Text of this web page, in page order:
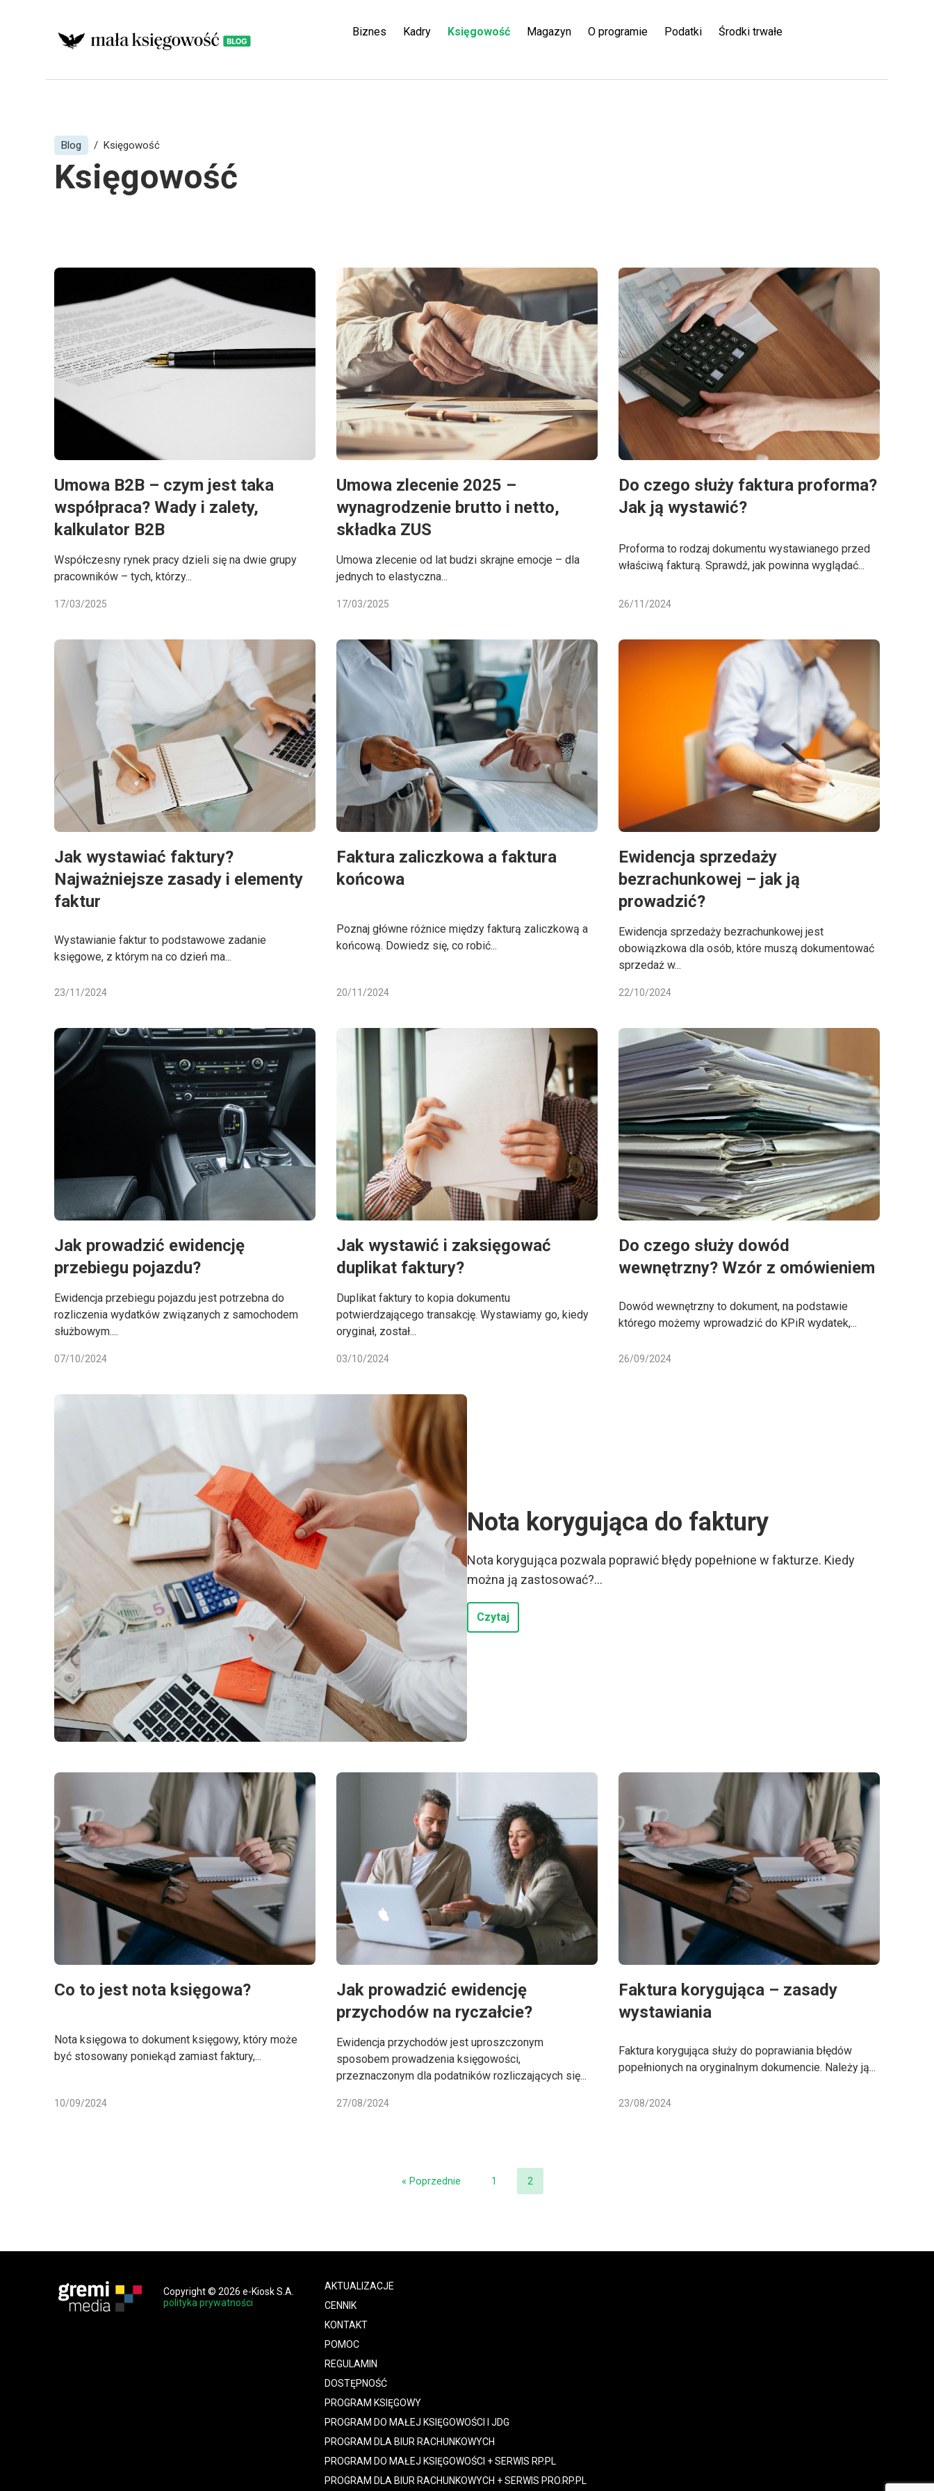
Biznes Kadry Księgowość Magazyn O programie Podatki Środki trwałe
Blog Księgowość
Księgowość
Umowa B2B – czym jest taka
współpraca? Wady i zalety,
kalkulator B2B
Współczesny rynek pracy dzieli się na dwie grupy
pracowników – tych, którzy...
17/03/2025
Umowa zlecenie 2025 –
wynagrodzenie brutto i netto,
składka ZUS
Umowa zlecenie od lat budzi skrajne emocje – dla
jednych to elastyczna...
17/03/2025
Do czego służy faktura proforma?
Jak ją wystawić?
Proforma to rodzaj dokumentu wystawianego przed
właściwą fakturą. Sprawdź, jak powinna wyglądać...
26/11/2024
Jak wystawiać faktury?
Najważniejsze zasady i elementy
faktur
Wystawianie faktur to podstawowe zadanie
księgowe, z którym na co dzień ma...
23/11/2024
Faktura zaliczkowa a faktura
końcowa
Poznaj główne różnice między fakturą zaliczkową a
końcową. Dowiedz się, co robić...
20/11/2024
Ewidencja sprzedaży
bezrachunkowej – jak ją
prowadzić?
Ewidencja sprzedaży bezrachunkowej jest
obowiązkowa dla osób, które muszą dokumentować
sprzedaż w...
22/10/2024
Jak prowadzić ewidencję
przebiegu pojazdu?
Ewidencja przebiegu pojazdu jest potrzebna do
rozliczenia wydatków związanych z samochodem
służbowym....
07/10/2024
Jak wystawić i zaksięgować
duplikat faktury?
Duplikat faktury to kopia dokumentu
potwierdzającego transakcję. Wystawiamy go, kiedy
oryginał, został...
03/10/2024
Do czego służy dowód
wewnętrzny? Wzór z omówieniem
Dowód wewnętrzny to dokument, na podstawie
którego możemy wprowadzić do KPiR wydatek,...
26/09/2024
Nota korygująca do faktury
Nota korygująca pozwala poprawić błędy popełnione w fakturze. Kiedy
można ją zastosować?...
Czytaj
Co to jest nota księgowa?
Nota księgowa to dokument księgowy, który może
być stosowany poniekąd zamiast faktury,...
10/09/2024
Jak prowadzić ewidencję
przychodów na ryczałcie?
Ewidencja przychodów jest uproszczonym
sposobem prowadzenia księgowości,
przeznaczonym dla podatników rozliczających się...
27/08/2024
Faktura korygująca – zasady
wystawiania
Faktura korygująca służy do poprawiania błędów
popełnionych na oryginalnym dokumencie. Należy ją...
23/08/2024
« Poprzednie 1 2
Copyright © 2026 e-Kiosk S.A.
polityka prywatności
AKTUALIZACJE
CENNIK
KONTAKT
POMOC
REGULAMIN
DOSTĘPNOŚĆ
PROGRAM KSIĘGOWY
PROGRAM DO MAŁEJ KSIĘGOWOŚCI I JDG
PROGRAM DLA BIUR RACHUNKOWYCH
PROGRAM DO MAŁEJ KSIĘGOWOŚCI + SERWIS RP.PL
PROGRAM DLA BIUR RACHUNKOWYCH + SERWIS PRO.RP.PL